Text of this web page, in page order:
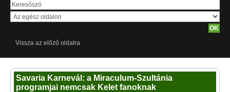
Vissza az előző oldalra
Savaria Karnevál: a Miraculum-Szultánia
programjai nemcsak Kelet fanoknak